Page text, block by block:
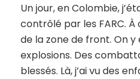
Un jour, en Colombie,
contrôlé par les FARC.
de la zone de front. On
explosions. Des
blessés. Là, j’ai vu des